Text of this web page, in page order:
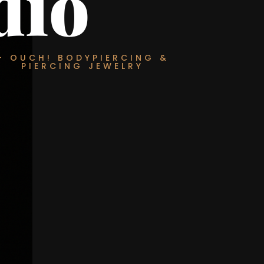
OUCH! BODYPIERCING &
PIERCING JEWELRY